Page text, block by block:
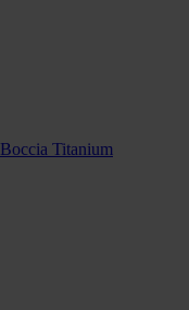
Boccia Titanium